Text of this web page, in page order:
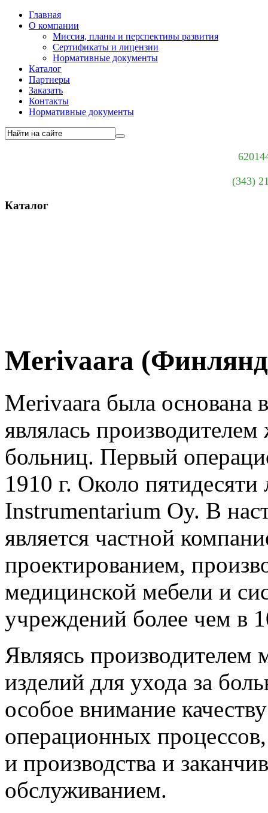
Главная
О компании
Миссия, планы и перспективы развития
Сертификаты и лицензии
Нормативные документы
Каталог
Партнеры
Заказать
Контакты
Нормативные документы
(343)
Каталог
Merivaara
Merivaara была основана
являлась
больниц. Первый
1910 г. Около пятидесяти
Instrumentarium Oy. В
является частной
проектированием,
медицинской мебели и
учреждений более чем в
Являясь производителем
изделий для ухода за
особое внимание
операционных
и производства и
обслуживанием.